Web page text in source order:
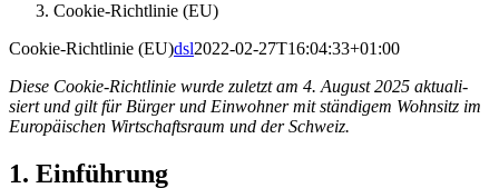
Coo­kie-Richt­li­nie (EU)
Coo­kie-Richt­li­nie (EU)dsl2022-02-27T16:04:33+01:00
Die­se Coo­kie-Richt­li­nie wur­de zuletzt am 4. August 2025 aktua­li­
siert und gilt für Bür­ger und Ein­woh­ner mit stän­di­gem Wohn­sitz im
Euro­päi­schen Wirt­schafts­raum und der Schweiz.
1. Ein­füh­rung